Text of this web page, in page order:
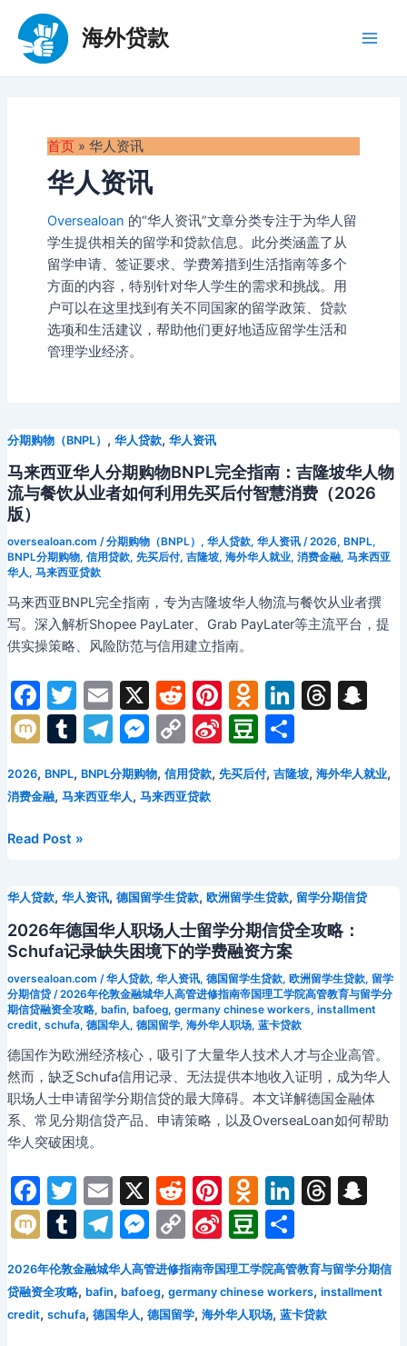
海外贷款
首页» 华人资讯
华人资讯
Oversealoan 的“华人资讯”文章分类专注于为华人留
学生提供相关的留学和贷款信息。此分类涵盖了从
留学申请、签证要求、学费筹措到生活指南等多个
方面的内容，特别针对华人学生的需求和挑战。用
户可以在这里找到有关不同国家的留学政策、贷款
选项和生活建议，帮助他们更好地适应留学生活和
管理学业经济。
分期购物（BNPL） , 华人贷款, 华人资讯
马来西亚华人分期购物BNPL完全指南：吉隆坡华人物
流与餐饮从业者如何利用先买后付智慧消费（2026
版）
oversealoan.com /分期购物（BNPL） , 华人贷款, 华人资讯/2026, BNPL,
BNPL分期购物, 信用贷款, 先买后付, 吉隆坡, 海外华人就业, 消费金融, 马来西亚
华人, 马来西亚贷款
马来西亚BNPL完全指南，专为吉隆坡华人物流与餐饮从业者撰
写。深入解析Shopee PayLater、Grab PayLater等主流平台，提
供实操策略、风险防范与信用建立指南。
F
a
c
e
b
o
k
T
w
itt
er
E
m
ai
l
X R
e
d
di
t
Pi
nt
er
e
O
d
n
o
s
ni
ki
Li
n
k
e
T
a
S
p
M
i
T
m
r
T
e
gr
M
s
g
er
C
p
y
k
Si
a
o
D
u
分
2026, BNPL, BNPL分期购物, 信用贷款, 先买后付, 吉隆坡, 海外华人就业,
消费金融, 马来西亚华人 , 马来西亚贷款
马
亚
华
人
期
购
物
BNPL
完
全
指
南：
隆
坡
华
物
流
与
Read Post »
华人贷款, 华人资讯, 德国留学生贷款, 欧洲留学生贷款, 留学分期信贷
2026年德国华人职场人士留学分期信贷全攻略：
Schufa记录缺失困境下的学费融资方案
oversealoan.com /华人贷款, 华人资讯, 德国留学生贷款, 欧洲留学生贷款, 留学
分期信贷/2026年伦敦金融城华人高管进修指南帝国理工学院高管教育与留学分
期信贷融资全攻略, bafin, bafoeg, germany chinese workers, installment
credit, schufa, 德国华人, 德国留学, 海外华人职场, 蓝卡贷款
德国作为欧洲经济核心，吸引了大量华人技术人才与企业高管。
然而，缺乏Schufa信用记录、无法提供本地收入证明，成为华人
职场人士申请留学分期信贷的最大障碍。本文详解德国金融体
系、常见分期信贷产品、申请策略，以及OverseaLoan如何帮助
华人突破困境。
F
a
c
e
b
T
w
itt
er
E
m
ai
l
X R
e
d
di
t
Pi
nt
er
e
st
O
d
n
o
kl
Li
n
k
e
dI
T
a
d
S
p
c
M
i
T
u
m
bl
T
el
e
gr
M
e
s
s
C
o
p
y
Si
a
W
D
o
u
b
分
享
2026年伦敦金融城华人高管进修指南帝国理工学院高管教育与留学分期信
贷融资全攻略, bafin, bafoeg, germany chinese workers, installment
credit, schufa, 德国华人, 德国留学, 海外华人职场, 蓝卡贷款